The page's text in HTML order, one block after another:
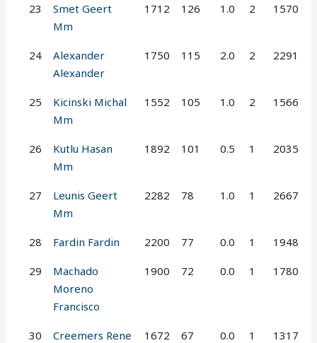
23
Smet Geert
Mm
1712 126 1.0 2 1570
24
Alexander
Alexander
1750 115 2.0 2 2291
25
Kicinski Michal
Mm
1552 105 1.0 2 1566
26
Kutlu Hasan
Mm
1892 101 0.5 1 2035
27
Leunis Geert
Mm
2282 78 1.0 1 2667
28 Fardin Fardin 2200 77 0.0 1 1948
29
Machado
Moreno
Francisco
1900 72 0.0 1 1780
30
Creemers Rene
1672 67 0.0 1 1317